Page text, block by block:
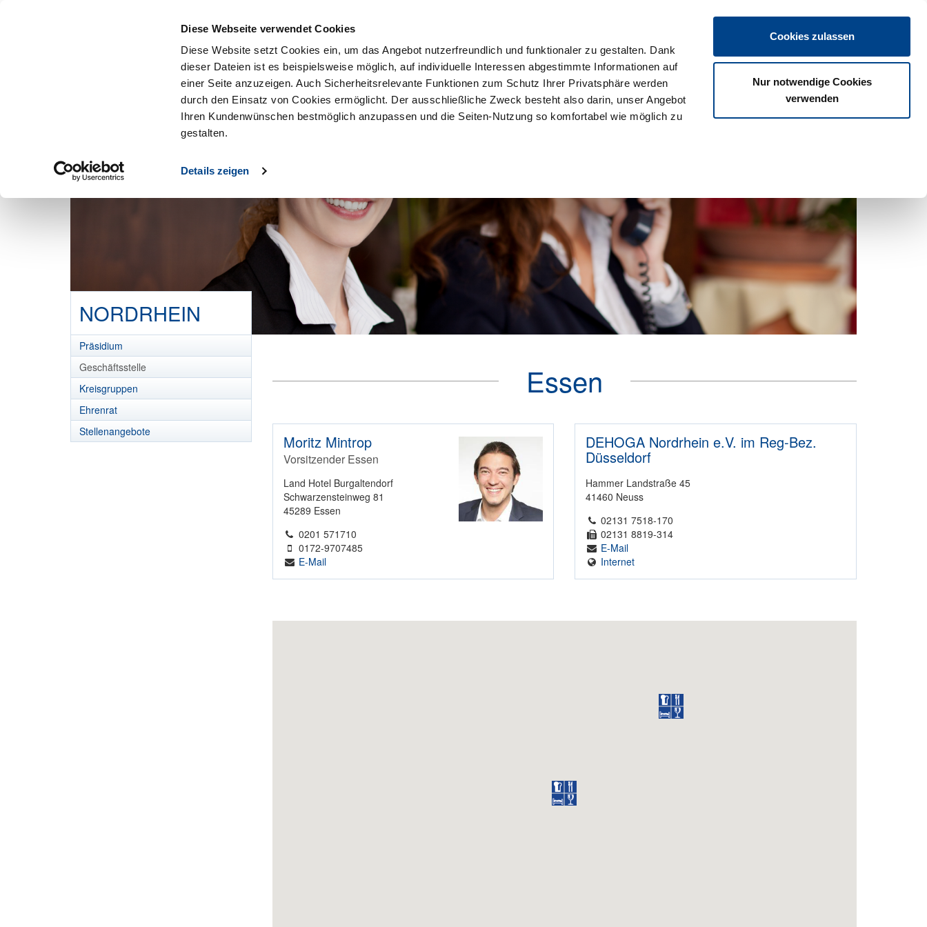
Diese Webseite verwendet Cookies
Diese Website setzt Cookies ein, um das Angebot nutzerfreundlich und funktionaler zu gestalten. Dank
dieser Dateien ist es beispielsweise möglich, auf individuelle Interessen abgestimmte Informationen auf
einer Seite anzuzeigen. Auch Sicherheitsrelevante Funktionen zum Schutz Ihrer Privatsphäre werden
durch den Einsatz von Cookies ermöglicht. Der ausschließliche Zweck besteht also darin, unser Angebot
Ihren Kundenwünschen bestmöglich anzupassen und die Seiten-Nutzung so komfortabel wie möglich zu
gestalten.
Details zeigen
Cookies zulassen
Nur notwendige Cookies
verwenden
Login
Vorteile Über uns Veranstaltungen Download Termine
NORDRHEIN
Präsidium
Geschäftsstelle
Kreisgruppen
Ehrenrat
Stellenangebote
Essen
Moritz Mintrop
Vorsitzender Essen
Land Hotel Burgaltendorf
Schwarzensteinweg 81
45289 Essen
0201 571710
0172-9707485
E-Mail
DEHOGA Nordrhein e.V. im Reg-Bez.
Düsseldorf
Hammer Landstraße 45
41460 Neuss
02131 7518-170
02131 8819-314
E-Mail
Internet